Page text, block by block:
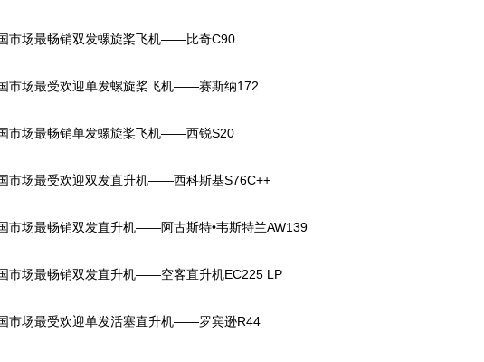
场最畅销双发螺旋桨飞机——比奇C90
场最受欢迎单发螺旋桨飞机——赛斯纳172
场最畅销单发螺旋桨飞机——西锐S20
场最受欢迎双发直升机——西科斯基S76C++
场最畅销双发直升机——阿古斯特•韦斯特兰AW139
场最畅销双发直升机——空客直升机EC225 LP
场最受欢迎单发活塞直升机——罗宾逊R44